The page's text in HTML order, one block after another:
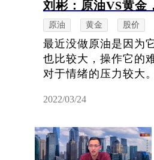
刘彬：原油VS黄金
原油 黄金 股价
最近没做原油是因为
也比较大，操作它的
对于情绪的压力较大
2022/03/24